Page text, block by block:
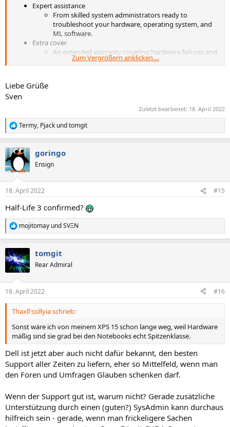
Expert assistance
From skilled system administrators ready to
troubleshoot your hardware, operating system, and
ML software.
Extra cover
An extended warranty covering hardware failures and
accidental damage with rapid repair and replacement.
Zum Vergrößern anklicken....
Liebe Grüße
Sven
Zuletzt bearbeitet: 18. April 2022
R
e
k
t
i
e
:
Termy, Pjack undtomgit
goringo
Ensign
18. April 2022 #15
Half-Life 3 confirmed?
R
e
k
t
i
e
n
mojitomay undSVΞN
tomgit
Rear Admiral
18. April 2022 #16
Thaxll'ssillyia schrieb:
Sonst wäre ich von meinem XPS 15 schon lange weg, weil Hardware
mäßig sind sie grad bei den Notebooks echt Spitzenklasse.
Dell ist jetzt aber auch nicht dafür bekannt, den besten
Support aller Zeiten zu liefern, eher so Mittelfeld, wenn man
den Foren und Umfragen Glauben schenken darf.
Wenn der Support gut ist, warum nicht? Gerade zusätzliche
Unterstützung durch einen (guten?) SysAdmin kann durchaus
hilfreich sein - gerade, wenn man frickeligere Sachen